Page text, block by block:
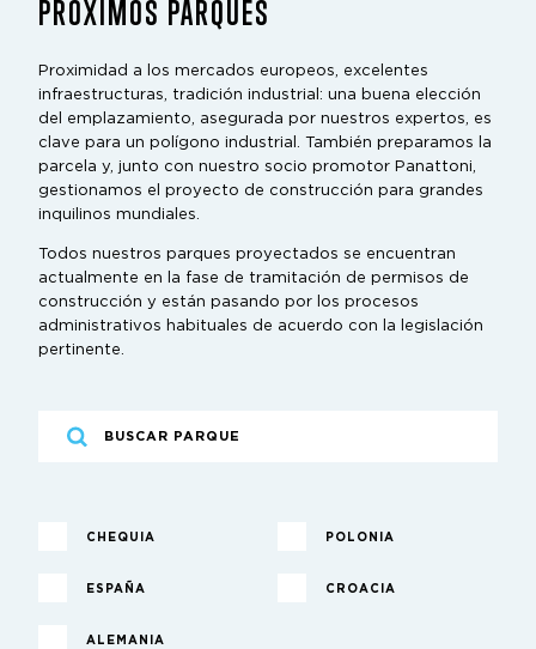
PRÓXIMOS PARQUES
Proximidad a los mercados europeos, excelentes
infraestructuras, tradición industrial: una buena elección
del emplazamiento, asegurada por nuestros expertos, es
clave para un polígono industrial. También preparamos la
parcela y, junto con nuestro socio promotor Panattoni,
gestionamos el proyecto de construcción para grandes
inquilinos mundiales.
Todos nuestros parques proyectados se encuentran
actualmente en la fase de tramitación de permisos de
construcción y están pasando por los procesos
administrativos habituales de acuerdo con la legislación
pertinente.
CHEQUIA POLONIA
ESPAÑA CROACIA
ALEMANIA